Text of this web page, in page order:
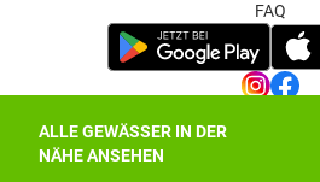
ALLE GEWÄSSER IN DER
NÄHE ANSEHEN
FAQ
Datenschutz-